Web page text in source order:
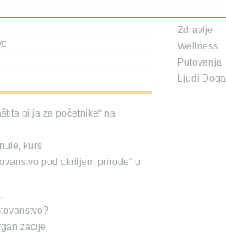
bilja za početnike“ na
kurs
pod okriljem prirode“ u
Zdravlje
Wellness
Putovanja
Ljudi